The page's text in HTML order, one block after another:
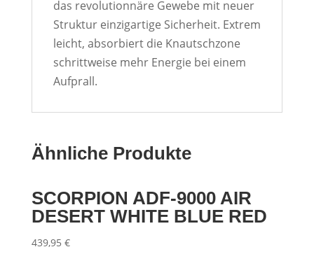
das revolutionnäre Gewebe mit neuer
Struktur einzigartige Sicherheit. Extrem
leicht, absorbiert die Knautschzone
schrittweise mehr Energie bei einem
Aufprall.
Ähnliche Produkte
SCORPION ADF-9000 AIR
DESERT WHITE BLUE RED
439,95 €